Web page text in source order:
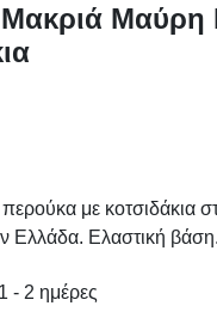
Μαύρη
με κοτσιδάκια
Ελλάδα. Ελαστική βάση.
- 2 ημέρες